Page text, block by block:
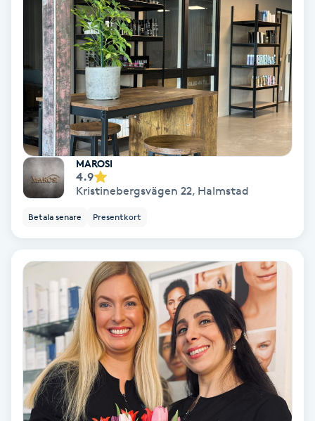
Restorative Yoga
Rosacea
Rosenmetoden
Ryggmassage
Samtalsterapi
Senioryoga
Singelfransar
Sjukgymnastik
Skalpmassage
MAROSI
4.9
Kristinebergsvägen 22, Halmstad
Betala senare Presentkort